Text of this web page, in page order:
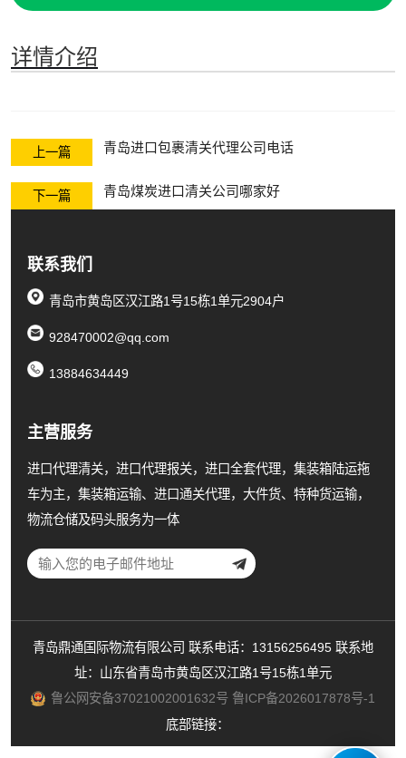
详情介绍
上一篇 青岛进口包裹清关代理公司电话
下一篇 青岛煤炭进口清关公司哪家好
联系我们
青岛市黄岛区汉江路1号15栋1单元2904户
928470002@qq.com
13884634449
主营服务
进口代理清关，进口代理报关，进口全套代理，集装箱陆运拖
车为主，集装箱运输、进口通关代理，大件货、特种货运输，
物流仓储及码头服务为一体
青岛鼎通国际物流有限公司 联系电话：13156256495 联系地
址：山东省青岛市黄岛区汉江路1号15栋1单元
鲁公网安备37021002001632号 鲁ICP备2026017878号-1
底部链接：